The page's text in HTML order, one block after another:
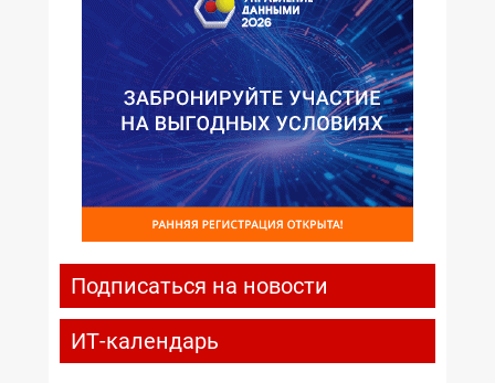
Подписаться на новости
ИТ-календарь